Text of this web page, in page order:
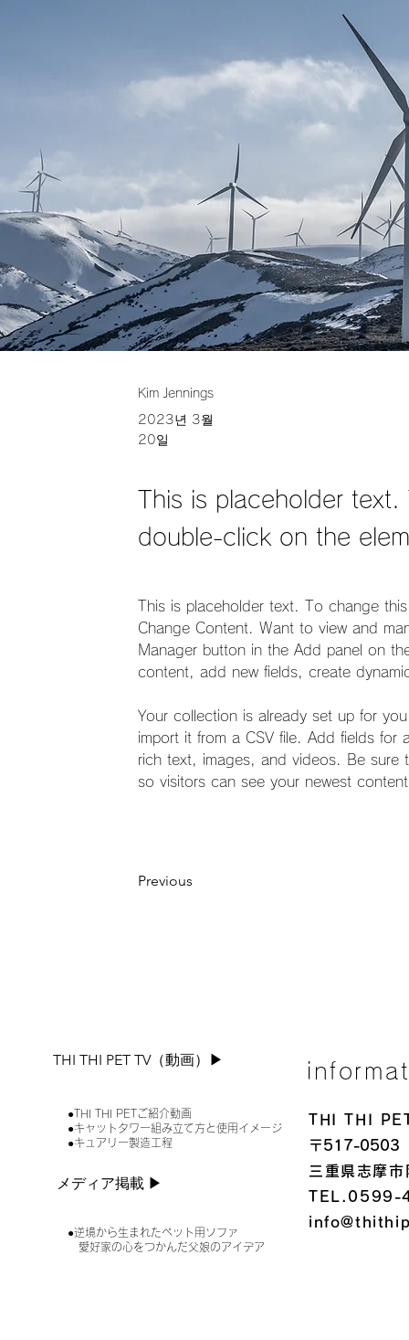
Kim Jennings
2023년 3월
20일
This is placeholder
double-click on the
This is placeholder text. To change
Change Content. Want to view and
Manager button in the Add panel on
content, add new fields, create
Your collection is already set up for
import it from a CSV file. Add fields
rich text, images, and videos. Be
so visitors can see your newest
Previous
THI THI PET TV（動画）▶︎
●THI THI PETご紹介動画
●キャットタワー組み立て方と使用イメージ
●キュアリー製造工程
メディア掲載 ▶︎
●逆境から生まれたペット用ソファ
愛好家の心をつかんだ父娘のアイデア
THI THI
〒517-0503
三重県志摩
TEL.0599-